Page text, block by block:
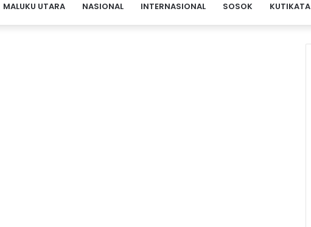
MALUKU UTARA NASIONAL INTERNASIONAL SOSOK KUTIKATA